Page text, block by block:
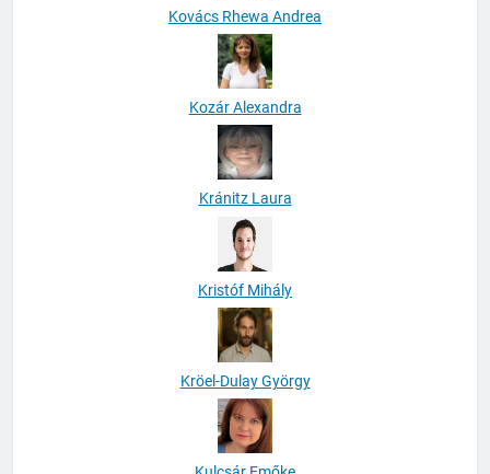
Kovács Rhewa Andrea
Kozár Alexandra
Kránitz Laura
Kristóf Mihály
Kröel-Dulay György